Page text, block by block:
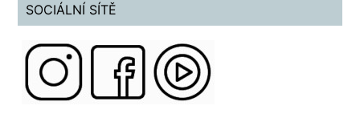
SOCIÁLNÍ SÍTĚ